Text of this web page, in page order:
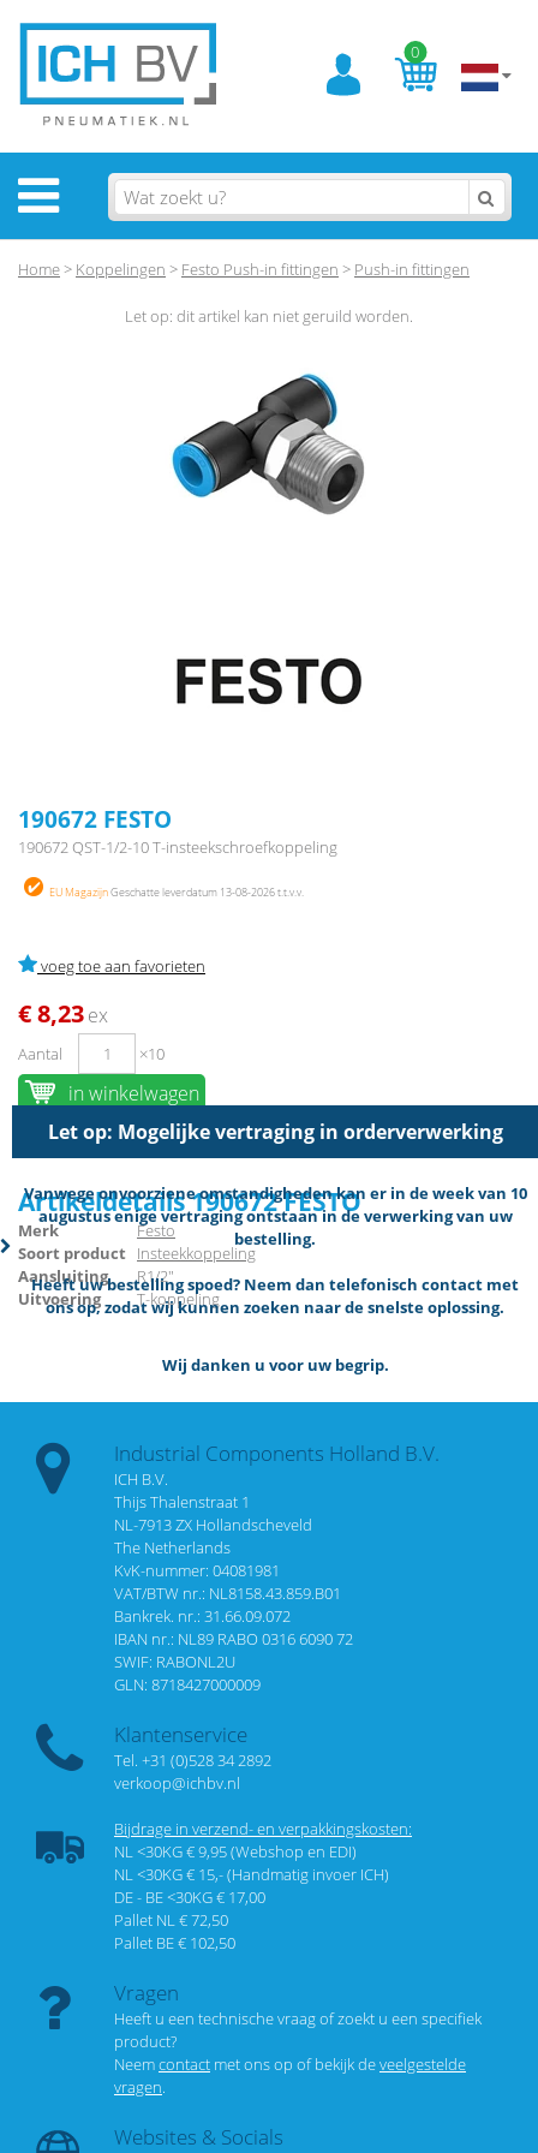
0
Let op: Mogelijke vertraging in orderverwerking
Vanwege onvoorziene omstandigheden kan er in de week van 10
augustus enige vertraging ontstaan in de verwerking van uw
bestelling.
Heeft uw bestelling spoed? Neem dan telefonisch contact met
ons op, zodat wij kunnen zoeken naar de snelste oplossing.
Wij danken u voor uw begrip.
Home> Koppelingen > Festo Push-in fittingen > Push-in fittingen
Let op: dit artikel kan niet geruild worden.
190672 FESTO
190672 QST-1/2-10 T-insteekschroefkoppeling
EU MagazijnGeschatte leverdatum 13-08-2026 t.t.v.v.
voeg toe aan favorieten
€ 8,23ex
Aantal ×10
in winkelwagen
Artikeldetails 190672 FESTO
Merk
Festo
Soort product
Insteekkoppeling
Aansluiting
R1/2"
Uitvoering
T-koppeling
Industrial Components Holland B.V.
ICH B.V.
Thijs Thalenstraat 1
NL-7913 ZX Hollandscheveld
The Netherlands
KvK-nummer: 04081981
VAT/BTW nr.: NL8158.43.859.B01
Bankrek. nr.: 31.66.09.072
IBAN nr.: NL89 RABO 0316 6090 72
SWIF: RABONL2U
GLN: 8718427000009
Klantenservice
Tel. +31 (0)528 34 2892
verkoop@ichbv.nl
Bijdrage in verzend- en verpakkingskosten:
NL <30KG € 9,95 (Webshop en EDI)
NL <30KG € 15,- (Handmatig invoer ICH)
DE - BE <30KG € 17,00
Pallet NL € 72,50
Pallet BE € 102,50
Vragen
Heeft u een technische vraag of zoekt u een specifiek
product?
Neemcontact met ons op of bekijk deveelgestelde
vragen.
Websites & Socials